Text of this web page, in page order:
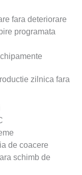
fara deteriorare
programata
zilnica fara
de coacere
schimb de